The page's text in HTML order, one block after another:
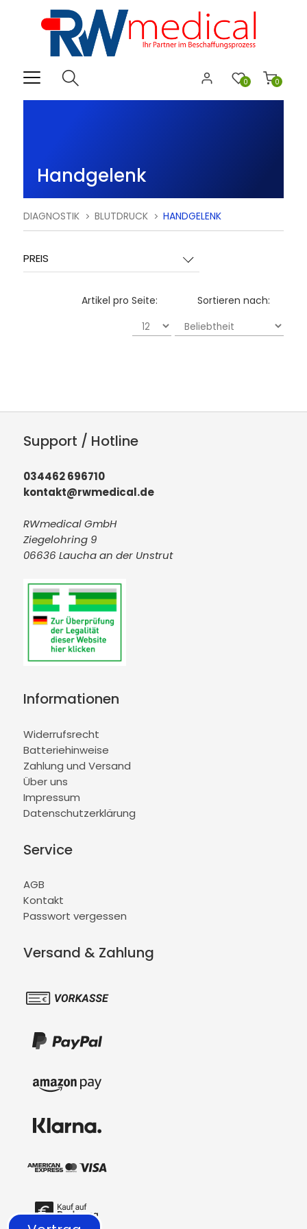
0
0
Handgelenk
DIAGNOSTIK BLUTDRUCK HANDGELENK
PREIS
Sortieren nach:
Artikel pro Seite:
Support / Hotline
034462 696710
kontakt@rwmedical.de
RWmedical GmbH
Ziegelohring 9
06636 Laucha an der Unstrut
Informationen
Widerrufsrecht
Batteriehinweise
Zahlung und Versand
Über uns
Impressum
Datenschutzerklärung
Service
AGB
Kontakt
Passwort vergessen
Versand & Zahlung